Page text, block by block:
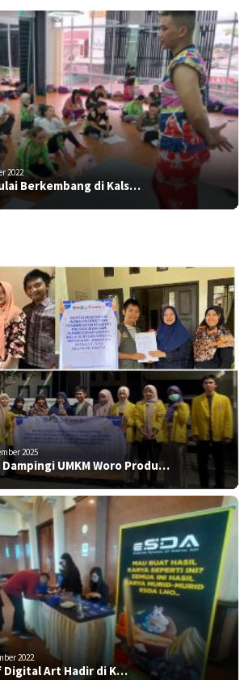
2022
Berkembang di Kals…
2025
Dampingi UMKM Woro Produ…
2022
Digital Art Hadir di K…